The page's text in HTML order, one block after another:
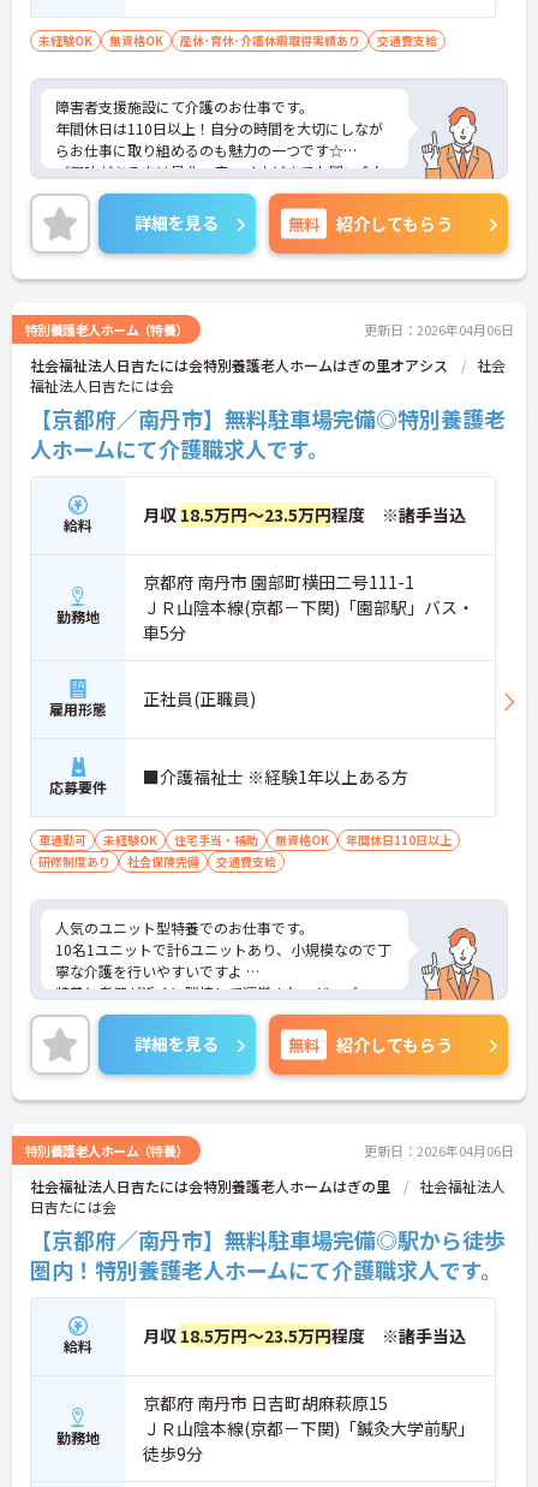
未経験OK 無資格OK 産休･育休･介護休暇取得実績あり 交通費支給
障害者支援施設にて介護のお仕事です。
年間休日は110日以上！自分の時間を大切にしなが
らお仕事に取り組めるのも魅力の一つです☆
ご興味がある方は是非一度マイナビまでお問い合わ
せください。さらに詳細などお伝えします！
詳細を見る 無料 紹介してもらう
特別養護老人ホーム（特養） 更新日：2026年04月06日
社会福祉法人日吉たには会特別養護老人ホームはぎの里オアシス
社会
福祉法人日吉たには会
【京都府／南丹市】無料駐車場完備◎特別養護老
人ホームにて介護職求人です。
給料 月収 18.5万円～23.5万円程度 ※諸手当込
勤務地
京都府 南丹市 園部町横田二号111-1
ＪＲ山陰本線(京都－下関)「園部駅」バス・
車5分
雇用形態 正社員(正職員)
応募要件 ■介護福祉士 ※経験1年以上ある方
車通勤可 未経験OK 住宅手当・補助 無資格OK
年間休日110日以上
研修制度あり
社会保険完備 交通費支給
人気のユニット型特養でのお仕事です。
10名1ユニットで計6ユニットあり、小規模なので丁
寧な介護を行いやすいですよ
特養と老健が近くに隣接して運営され、ジョブロー
テーションによるスキルアップなども期待できます!
職員・利用者様・そして地域の方々と一緒になって
行う多彩な季節の行事も大きな魅力です
詳細を見る 無料 紹介してもらう
特別養護老人ホーム（特養） 更新日：2026年04月06日
社会福祉法人日吉たには会特別養護老人ホームはぎの里
社会福祉法人
日吉たには会
【京都府／南丹市】無料駐車場完備◎駅から徒歩
圏内！特別養護老人ホームにて介護職求人です。
給料 月収 18.5万円～23.5万円程度 ※諸手当込
勤務地
京都府 南丹市 日吉町胡麻萩原15
ＪＲ山陰本線(京都－下関)「鍼灸大学前駅」
徒歩9分